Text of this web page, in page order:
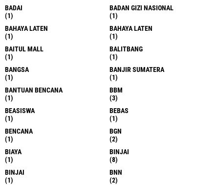
BADAI
(1)
BADAN GIZI NASIONAL
(1)
BAHAYA LATEN
(1)
BAHAYA LATEN
(1)
BAITUL MALL
(1)
BALITBANG
(1)
BANGSA
(1)
BANJIR SUMATERA
(1)
BANTUAN BENCANA
(1)
BBM
(3)
BEASISWA
(1)
BEBAS
(1)
BENCANA
(1)
BGN
(2)
BIAYA
(1)
BINJAI
(8)
BINJAI
(1)
BNN
(2)